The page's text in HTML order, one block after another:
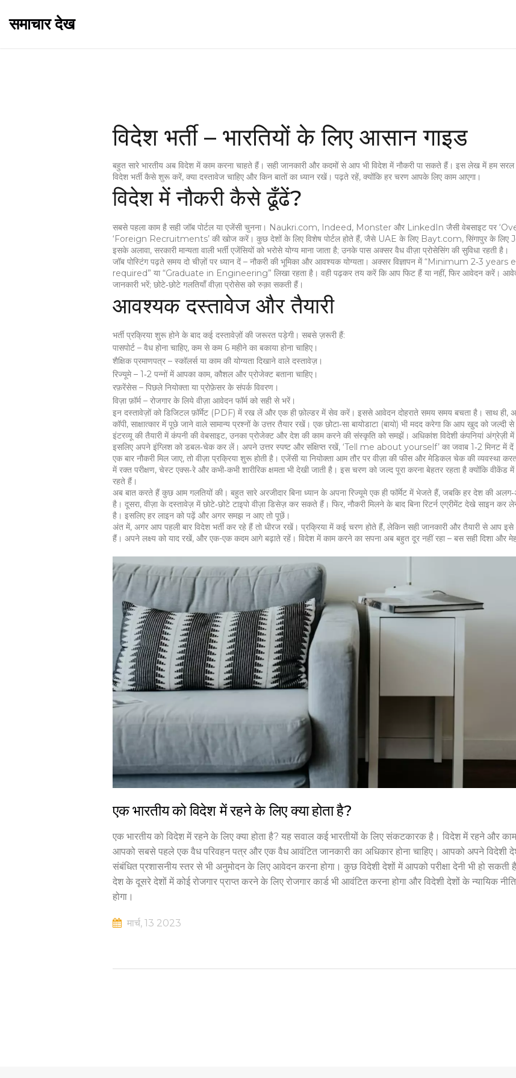
समाचार देख
विदेश भर्ती – भारतियों के लिए आसान गाइड
बहुत सारे भारतीय अब विदेश में काम करना चाहते हैं। सही जानकारी और कदमों से आप भी विदेश में नौकरी पा सकते हैं। इस लेख में हम सरल
विदेश भर्ती कैसे शुरू करें, क्या दस्तावेज चाहिए और किन बातों का ध्यान रखें। पढ़ते रहें, क्योंकि हर चरण आपके लिए काम आएगा।
विदेश में नौकरी कैसे ढूँढें?
सबसे पहला काम है सही जॉब पोर्टल या एजेंसी चुनना। Naukri.com, Indeed, Monster और LinkedIn जैसी वेबसाइट पर
‘Foreign Recruitments’ की खोज करें। कुछ देशों के लिए विशेष पोर्टल होते हैं, जैसे UAE के लिए Bayt.com, सिंगापुर के लिए
इसके अलावा, सरकारी मान्यता वाली भर्ती एजेंसियों को भरोसे योग्य माना जाता है; उनके पास अक्सर वैध वीज़ा प्रोसेसिंग की सुविधा रहती है।
जॉब पोस्टिंग पढ़ते समय दो चीज़ों पर ध्यान दें – नौकरी की भूमिका और आवश्यक योग्यता। अक्सर विज्ञापन में “Minimum 2‑3
required” या “Graduate in Engineering” लिखा रहता है। वही पढ़कर तय करें कि आप फिट हैं या नहीं, फिर आवेदन करें।
जानकारी भरें; छोटे‑छोटे गलतियाँ वीज़ा प्रोसेस को रुक़ा सकती हैं।
आवश्यक दस्तावेज और तैयारी
भर्ती प्रक्रिया शुरू होने के बाद कई दस्तावेज़ों की जरूरत पड़ेगी। सबसे ज़रूरी हैं:
पासपोर्ट – वैध होना चाहिए, कम से कम 6 महीने का बकाया होना चाहिए।
शैक्षिक प्रमाणपत्र – स्कॉलर्स या काम की योग्यता दिखाने वाले दस्तावेज़।
रिज्यूमे – 1‑2 पन्नों में आपका काम, कौशल और प्रोजेक्ट बताना चाहिए।
रफ़रेंसेस – पिछले नियोक्ता या प्रोफ़ेसर के संपर्क विवरण।
विज़ा फ़ॉर्म – रोजगार के लिये वीज़ा आवेदन फॉर्म को सही से भरें।
इन दस्तावेज़ों को डिजिटल फ़ॉर्मेट (PDF) में रख लें और एक ही फ़ोल्डर में सेव करें। इससे आवेदन दोहराते समय समय बचता है। साथ ही,
कॉपी, साक्षात्कार में पूछे जाने वाले सामान्य प्रश्नों के उत्तर तैयार रखें। एक छोटा‑सा बायोडाटा (बायो) भी मदद करेगा कि आप खुद को
इंटरव्यू की तैयारी में कंपनी की वेबसाइट, उनका प्रोजेक्ट और देश की काम करने की संस्कृति को समझें। अधिकांश विदेशी कंपनियां अंग्रेज़ी में
इसलिए अपने इंग्लिश को डबल‑चेक कर लें। अपने उत्तर स्पष्ट और संक्षिप्त रखें, ‘Tell me about yourself’ का जवाब 1‑2 मिनट में
एक बार नौकरी मिल जाए, तो वीज़ा प्रक्रिया शुरू होती है। एजेंसी या नियोक्ता आम तौर पर वीज़ा की फीस और मेडिकल चेक की व्यवस्था
में रक्त परीक्षण, चेस्ट एक्स‑रे और कभी‑कभी शारीरिक क्षमता भी देखी जाती है। इस चरण को जल्द पूरा करना बेहतर रहता है क्योंकि वीकेंड
रहते हैं।
अब बात करते हैं कुछ आम गलतियों की। बहुत सारे अरजीदार बिना ध्यान के अपना रिज्यूमे एक ही फॉर्मेट में भेजते हैं, जबकि हर देश की
है। दूसरा, वीज़ा के दस्तावेज़ में छोटे‑छोटे टाइपो वीज़ा डिसेज़ कर सकते हैं। फिर, नौकरी मिलने के बाद बिना रिटर्न एग्रीमेंट देखे साइन कर
है। इसलिए हर लाइन को पढ़ें और अगर समझ न आए तो पूछें।
अंत में, अगर आप पहली बार विदेश भर्ती कर रहे हैं तो धीरज रखें। प्रक्रिया में कई चरण होते हैं, लेकिन सही जानकारी और तैयारी से आप
हैं। अपने लक्ष्य को याद रखें, और एक-एक कदम आगे बढ़ाते रहें। विदेश में काम करने का सपना अब बहुत दूर नहीं रहा – बस सही दिशा और
एक भारतीय को विदेश में रहने के लिए क्या होता है?
एक भारतीय को विदेश में रहने के लिए क्या होता है? यह सवाल कई भारतीयों के लिए संकटकारक है। विदेश में रहने और
आपको सबसे पहले एक वैध परिवहन पत्र और एक वैध आवंटित जानकारी का अधिकार होना चाहिए। आपको अपने विदेशी
संबंधित प्रशासनीय स्तर से भी अनुमोदन के लिए आवेदन करना होगा। कुछ विदेशी देशों में आपको परीक्षा देनी भी हो
देश के दूसरे देशों में कोई रोजगार प्राप्त करने के लिए रोजगार कार्ड भी आवंटित करना होगा और विदेशी देशों के न्यायिक
होगा।
मार्च, 13 2023